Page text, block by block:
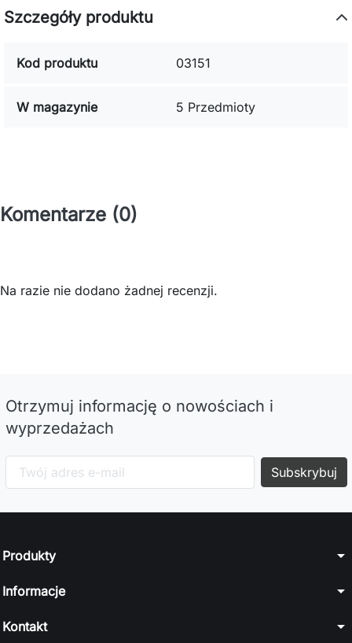
Szczegóły produktu
Kod produktu 03151
W magazynie 5 Przedmioty
Komentarze (0)
Na razie nie dodano żadnej recenzji.
Otrzymuj informację o nowościach i
wyprzedażach
Produkty arrow_drop_down
Informacje arrow_drop_down
Kontakt arrow_drop_down